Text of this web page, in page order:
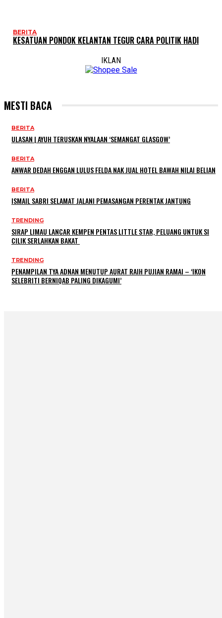
BERITA
KESATUAN PONDOK KELANTAN TEGUR CARA POLITIK HADI
IKLAN
MESTI BACA
BERITA
ULASAN | AYUH TERUSKAN NYALAAN ‘SEMANGAT GLASGOW’
BERITA
ANWAR DEDAH ENGGAN LULUS FELDA NAK JUAL HOTEL BAWAH NILAI BELIAN
BERITA
ISMAIL SABRI SELAMAT JALANI PEMASANGAN PERENTAK JANTUNG
TRENDING
SIRAP LIMAU LANCAR KEMPEN PENTAS LITTLE STAR, PELUANG UNTUK SI
CILIK SERLAHKAN BAKAT
TRENDING
PENAMPILAN TYA ADNAN MENUTUP AURAT RAIH PUJIAN RAMAI – ‘IKON
SELEBRITI BERNIQAB PALING DIKAGUMI’